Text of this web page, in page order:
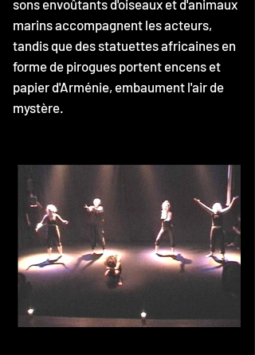
sons envoûtants d'oiseaux et d'animaux
marins accompagnent les acteurs,
tandis que des statuettes africaines en
forme de pirogues portent encens et
papier d'Arménie, embaument l'air de
mystère.